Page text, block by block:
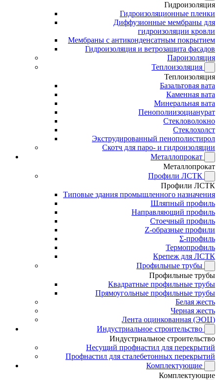
Гидроизоляция
Гидроизоляционные пленки
Диффузионные мембраны для
гидроизоляции кровли
Мембраны с антиконденсатным покрытием
Гидроизоляция и ветрозащита фасадов
Пароизоляция
Теплоизоляция
Теплоизоляция
Базальтовая вата
Каменная вата
Минеральная вата
Пенополиизоцианурат
Стекловолокно
Стеклохолст
Экструдированный пенополистирол
Скотч для паро- и гидроизоляции
Металлопрокат
Металлопрокат
Профили ЛСТК
Профили ЛСТК
Типовые здания промышленного назначения
Шляпный профиль
Направляющий профиль
Стоечный профиль
Z-образные профили
Σ-профиль
Термопрофиль
Крепеж для ЛСТК
Профильные трубы
Профильные трубы
Квадратные профильные трубы
Прямоугольные профильные трубы
Белая жесть
Черная жесть
Лента оцинкованная (ЭОЦ)
Индустриальное строительство
Индустриальное строительство
Несущий профнастил для перекрытий
Профнастил для сталебетонных перекрытий
Комплектующие
Комплектующие